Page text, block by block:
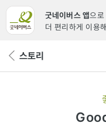
굿네이버스 앱으로
더 편리하게 이용
뒤 스토리